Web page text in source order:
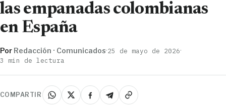
las empanadas colombianas
en España
Por Redacción · Comunicados·25 de mayo de 2026·
3 min de lectura
COMPARTIR